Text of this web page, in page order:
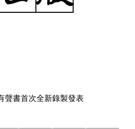
聲書首次全新錄製發表